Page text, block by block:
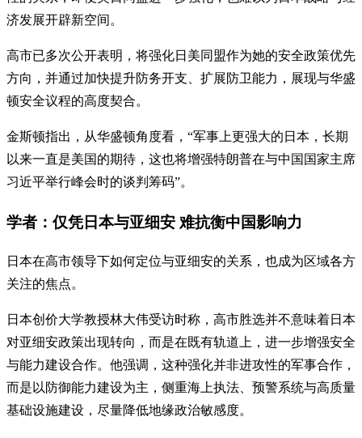
济发展开辟新空间。
高市已多次公开表明，将强化日美同盟作为她的安全政策优先
方向，并通过加快提升防务开支、扩展防卫能力，展现与华盛
顿安全议程的高度契合。
金斯顿指出，从华盛顿角度看，“军事上更强大的日本，长期
以来一直是美国的期待，这也将增强特朗普在与中国国家主席
习近平举行峰会时的谈判筹码”。
学者：仅凭日本与亚细安 难抗衡中国影响力
日本在高市领导下如何定位与亚细安的关系，也成为区域各方
关注的焦点。
日本创价大学教授林大伟受访时称，高市胜选并不意味着日本
对亚细安政策出现转向，而是在既有轨道上，进一步增强安全
与能力建设合作。他强调，这种强化并非进攻性的军事合作，
而是以防御能力建设为主，侧重海上执法、预警系统与高质量
基础设施建设，尽量降低地缘政治敏感度。